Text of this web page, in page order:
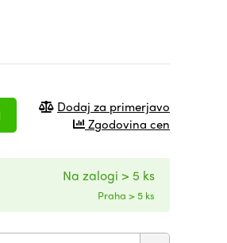
Dodaj za primerjavo
Zgodovina cen
Na zalogi > 5 ks
Praha > 5 ks